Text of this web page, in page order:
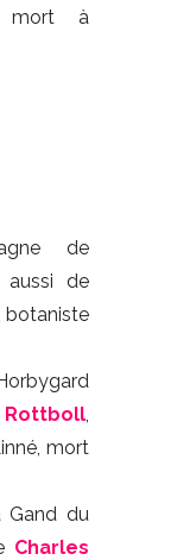
mort à
de
aussi de
botaniste
Rottboll
mort
Gand du
Charles